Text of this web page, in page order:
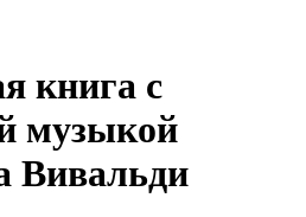
книга с
музыкой
Вивальди